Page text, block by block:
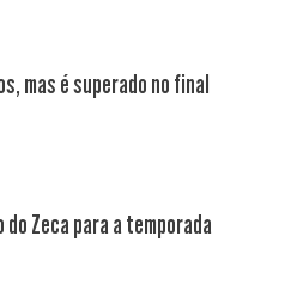
mas é superado no final
Zeca para a temporada